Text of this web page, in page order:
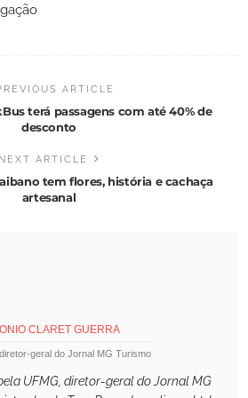
ARTICLE
terá passagens com até 40% de
desconto
NEXT ARTICLE
tem flores, história e cachaça
artesanal
CLARET GUERRA
geral do Jornal MG Turismo
UFMG, diretor-geral do Jornal MG